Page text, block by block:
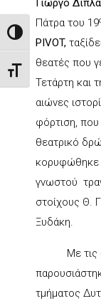
Toggle High Contrast
Toggle Font size
Γιώργο Δίπλα
Πάτρα του 19
PIVOT,
θεατές που
Τετάρτη και
αιώνες
φόρτιση,
θεατρικό
κορυφώθηκε
γνωστού
στοίχους Θ.
Ξυδάκη.
Με τις
τμήματος